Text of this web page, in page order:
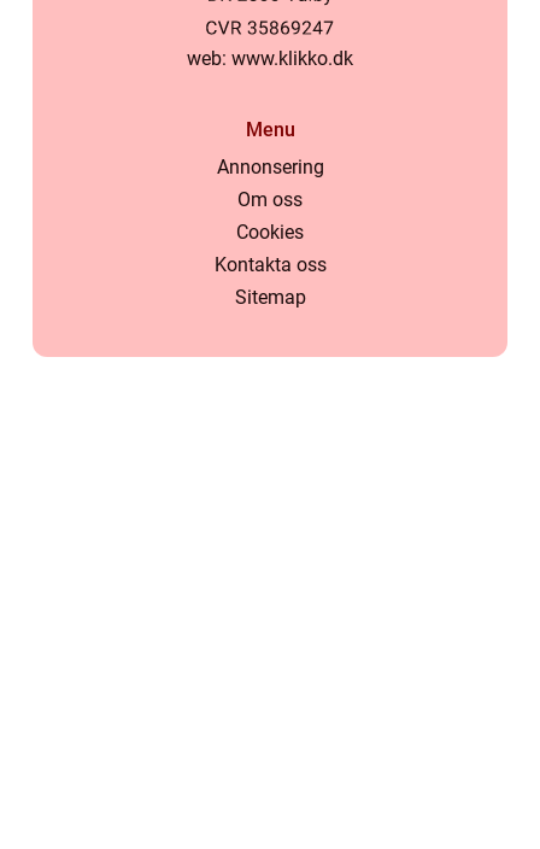
web: www.klikko.dk
Menu
Annonsering
Om oss
Cookies
Kontakta oss
Sitemap